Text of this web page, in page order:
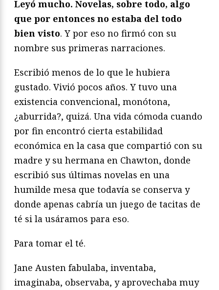
Leyó mucho. Novelas, sobre todo, algo
que por entonces no estaba del todo
bien visto. Y por eso no firmó con su
nombre sus primeras narraciones.
Escribió menos de lo que le hubiera
gustado. Vivió pocos años. Y tuvo una
existencia convencional, monótona,
¿aburrida?, quizá. Una vida cómoda cuando
por fin encontró cierta estabilidad
económica en la casa que compartió con su
madre y su hermana en Chawton, donde
escribió sus últimas novelas en una
humilde mesa que todavía se conserva y
donde apenas cabría un juego de tacitas de
té si la usáramos para eso.
Para tomar el té.
Jane Austen fabulaba, inventaba,
imaginaba, observaba, y aprovechaba muy